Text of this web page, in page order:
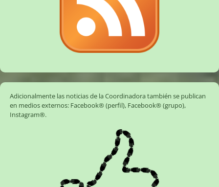
Adicionalmente las noticias de la Coordinadora también se publican
en medios externos: Facebook® (perfil), Facebook® (grupo),
Instagram®.